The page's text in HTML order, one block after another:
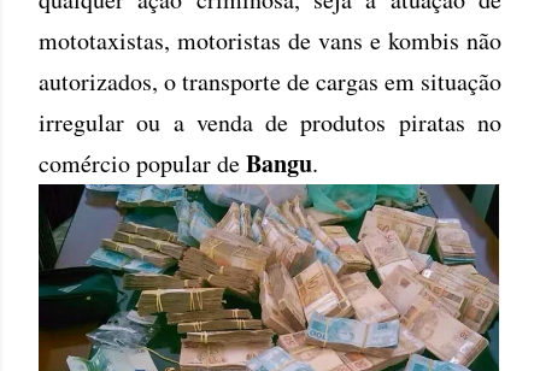
mototaxistas, motoristas de vans e kombis não
autorizados, o transporte de cargas em situação
irregular ou a venda de produtos piratas no
comércio popular deBangu.